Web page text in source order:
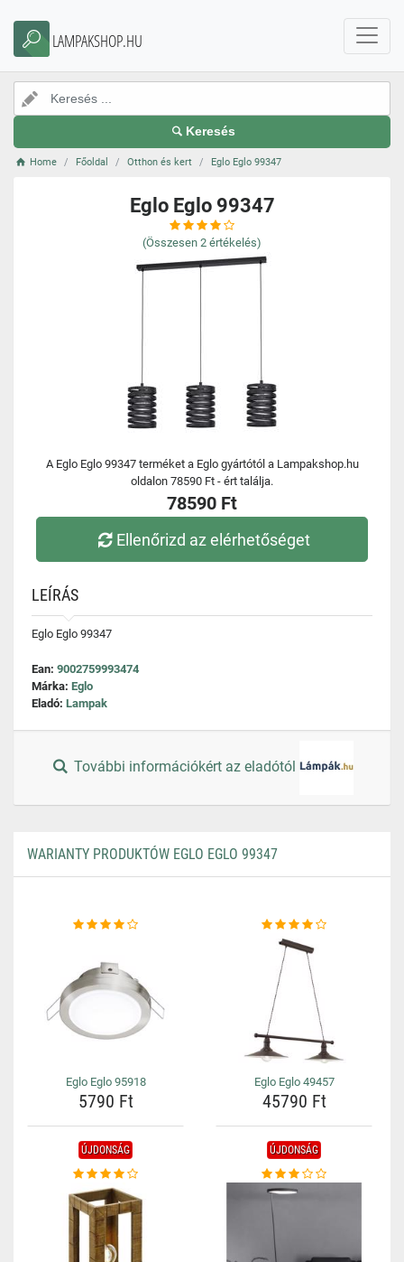
LAMPAKSHOP.HU
Keresés
Home Főoldal Otthon és kert Eglo Eglo 99347
Eglo Eglo 99347
(Összesen 2 értékelés)
A Eglo Eglo 99347 terméket a Eglo gyártótól a Lampakshop.hu
oldalon 78590 Ft - ért találja.
78590 Ft
Ellenőrizd az elérhetőséget
LEÍRÁS
Eglo Eglo 99347
Ean: 9002759993474
Márka: Eglo
Eladó: Lampak
További információkért az eladótól
WARIANTY PRODUKTÓW EGLO EGLO 99347
Eglo Eglo 95918
5790 Ft
Eglo Eglo 49457
45790 Ft
ÚJDONSÁG ÚJDONSÁG